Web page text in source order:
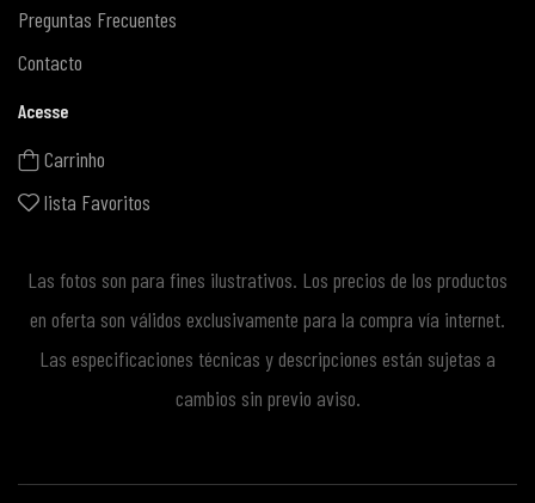
Preguntas Frecuentes
Contacto
Acesse
Carrinho
lista Favoritos
Las fotos son para fines ilustrativos. Los precios de los productos
en oferta son válidos exclusivamente para la compra vía internet.
Las especificaciones técnicas y descripciones están sujetas a
cambios sin previo aviso.